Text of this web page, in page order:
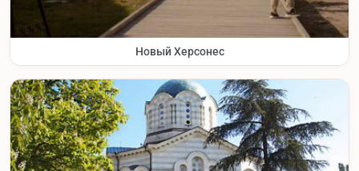
Новый Херсонес